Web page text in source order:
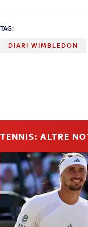
TAG:
DIARI WIMBLEDON
TENNIS: ALTRE